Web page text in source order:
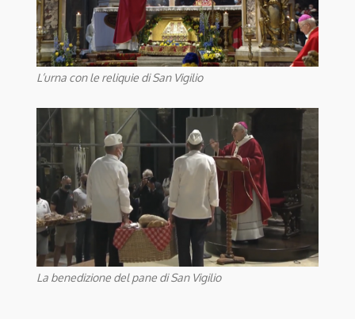
L’urna con le reliquie di San Vigilio
La benedizione del pane di San Vigilio